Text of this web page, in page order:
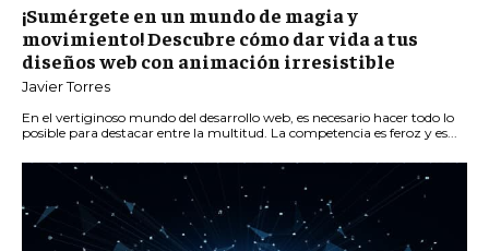
¡Sumérgete en un mundo de magia y
movimiento! Descubre cómo dar vida a tus
diseños web con animación irresistible
Javier Torres
En el vertiginoso mundo del desarrollo web, es necesario hacer todo lo
posible para destacar entre la multitud. La competencia es feroz y es...